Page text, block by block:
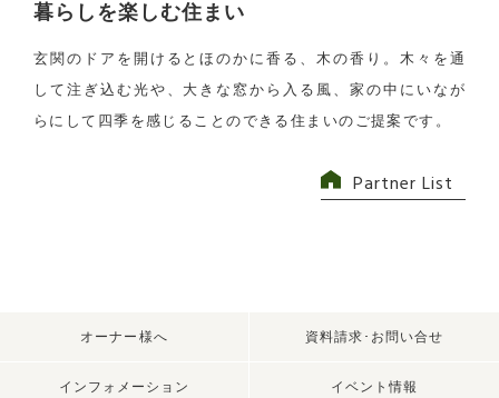
暮らしを楽しむ住まい
玄関のドアを開けるとほのかに香る、木の香り。木々を通
して注ぎ込む光や、大きな窓から入る風、家の中にいなが
らにして四季を感じることのできる住まいのご提案です。
Partner List
オーナー様へ 資料請求･お問い合せ
インフォメーション イベント情報